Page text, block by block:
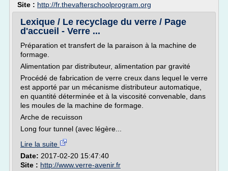
Site : http://fr.thevafterschoolprogram.org
Lexique / Le recyclage du verre / Page
d'accueil - Verre ...
Préparation et transfert de la paraison à la machine de
formage.
Alimentation par distributeur, alimentation par gravité
Procédé de fabrication de verre creux dans lequel le verre
est apporté par un mécanisme distributeur automatique,
en quantité déterminée et à la viscosité convenable, dans
les moules de la machine de formage.
Arche de recuisson
Long four tunnel (avec légère...
Lire la suite
Date: 2017-02-20 15:47:40
Site : http://www.verre-avenir.fr